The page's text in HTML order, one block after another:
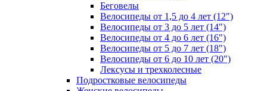
Беговелы
Велосипеды от 1,5 до 4 лет (12")
Велосипеды от 3 до 5 лет (14")
Велосипеды от 4 до 6 лет (16")
Велосипеды от 5 до 7 лет (18")
Велосипеды от 6 до 10 лет (20")
Лексусы и трехколесные
Подростковые велосипеды